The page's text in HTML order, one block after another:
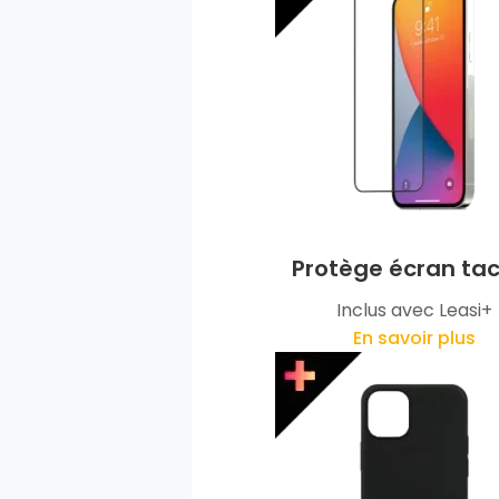
Protège écran
Inclus avec Leasi+
En savoir plus